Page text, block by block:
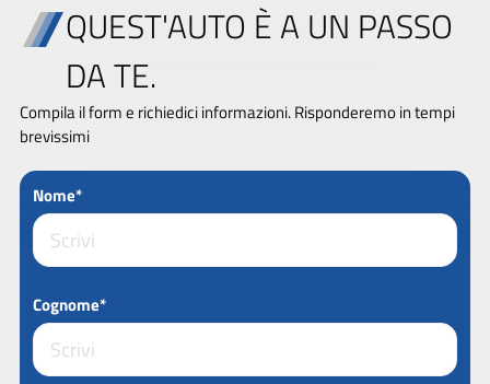
QUEST'AUTO È A UN PASSO
DA TE.
Compila il form e richiedici informazioni. Risponderemo in tempi
brevissimi
Nome*
Cognome*